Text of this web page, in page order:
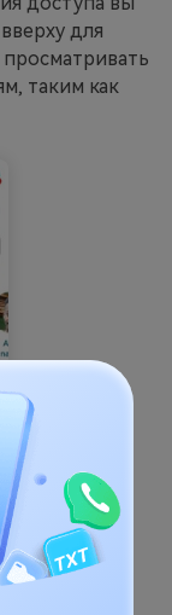
для
таким как